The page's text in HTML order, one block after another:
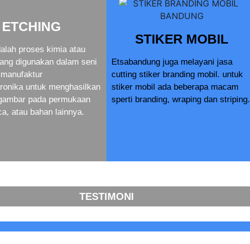
ETCHING
proses kimia atau
digunakan dalam seni
untuk menghasilkan
pada permukaan
atau bahan lainnya.
STIKER MOBIL
Etsabandung juga melayani jasa
cutting stiker branding mobil. untuk
stiker mobil ada beberapa macam
sperti branding, wraping dan striping.
TESTIMONI